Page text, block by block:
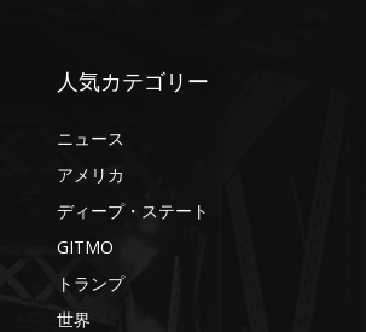
人気カテゴリー
ニュース
アメリカ
ディープ・ステート
GITMO
トランプ
世界